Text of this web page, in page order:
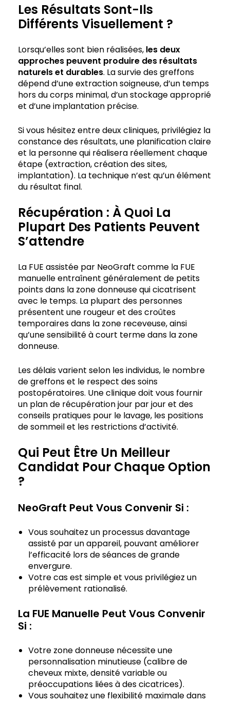
Les Résultats Sont-Ils
Différents Visuellement ?
Lorsqu’elles sont bien réalisées, les deux
approches peuvent produire des résultats
naturels et durables. La survie des greffons
dépend d’une extraction soigneuse, d’un temps
hors du corps minimal, d’un stockage approprié
et d’une implantation précise.
Si vous hésitez entre deux cliniques, privilégiez la
constance des résultats, une planification claire
et la personne qui réalisera réellement chaque
étape (extraction, création des sites,
implantation). La technique n’est qu’un élément
du résultat final.
Récupération : À Quoi La
Plupart Des Patients Peuvent
S’attendre
La FUE assistée par NeoGraft comme la FUE
manuelle entraînent généralement de petits
points dans la zone donneuse qui cicatrisent
avec le temps. La plupart des personnes
présentent une rougeur et des croûtes
temporaires dans la zone receveuse, ainsi
qu’une sensibilité à court terme dans la zone
donneuse.
Les délais varient selon les individus, le nombre
de greffons et le respect des soins
postopératoires. Une clinique doit vous fournir
un plan de récupération jour par jour et des
conseils pratiques pour le lavage, les positions
de sommeil et les restrictions d’activité.
Qui Peut Être Un Meilleur
Candidat Pour Chaque Option
?
NeoGraft Peut Vous Convenir Si :
Vous souhaitez un processus davantage
assisté par un appareil, pouvant améliorer
l’efficacité lors de séances de grande
envergure.
Votre cas est simple et vous privilégiez un
prélèvement rationalisé.
La FUE Manuelle Peut Vous Convenir
Si :
Votre zone donneuse nécessite une
personnalisation minutieuse (calibre de
cheveux mixte, densité variable ou
préoccupations liées à des cicatrices).
Vous souhaitez une flexibilité maximale dans